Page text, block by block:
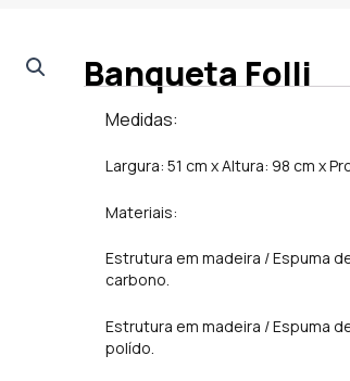
Banqueta Folli
Medidas:
Largura: 51 cm x Altura: 98 cm x
Materiais:
Estrutura em madeira / Espuma
carbono.
Estrutura em madeira / Espuma
polído.